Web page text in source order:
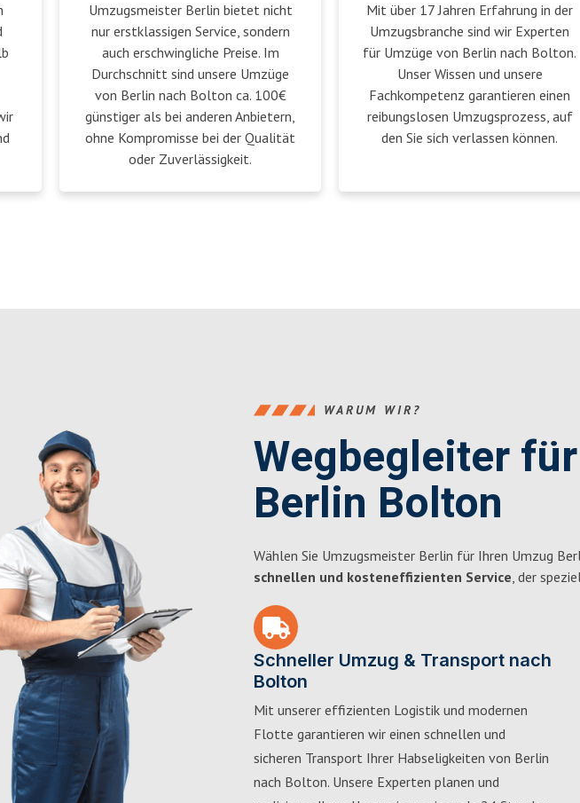
Umzugsmeister Berlin bietet nicht
nur erstklassigen Service, sondern
auch erschwingliche Preise. Im
Durchschnitt sind unsere Umzüge
von Berlin nach Bolton ca. 100€
günstiger als bei anderen Anbietern,
ohne Kompromisse bei der Qualität
oder Zuverlässigkeit.
Mit über 17 Jahren Erfahrung in der
Umzugsbranche sind wir Experten
für Umzüge von Berlin nach Bolton.
Unser Wissen und unsere
Fachkompetenz garantieren einen
reibungslosen Umzugsprozess, auf
den Sie sich verlassen können.
WARUM WIR?
Wegbegleiter
Berlin Bolton
Wählen Sie Umzugsmeister Berlin für Ihren Umzug
schnellen und kosteneffizienten Service, der
Schneller Umzug & Transport nach
Bolton
Mit unserer effizienten Logistik und modernen
Flotte garantieren wir einen schnellen und
sicheren Transport Ihrer Habseligkeiten von Berlin
nach Bolton. Unsere Experten planen und